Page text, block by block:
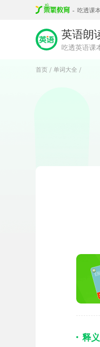
- 吃透课
英语朗
吃透英语课
首页 / 单词大全 /
释义